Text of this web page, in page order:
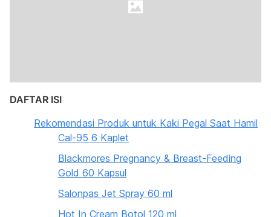
DAFTAR ISI
Rekomendasi Produk untuk Kaki Pegal Saat Hamil
Cal-95 6 Kaplet
Blackmores Pregnancy & Breast-Feeding
Gold 60 Kapsul
Salonpas Jet Spray 60 ml
Hot In Cream Botol 120 ml